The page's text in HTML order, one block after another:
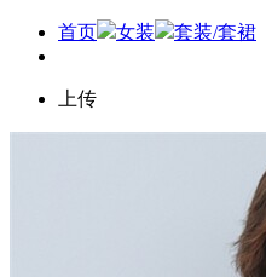
首页 女装 套装/套裙
上传